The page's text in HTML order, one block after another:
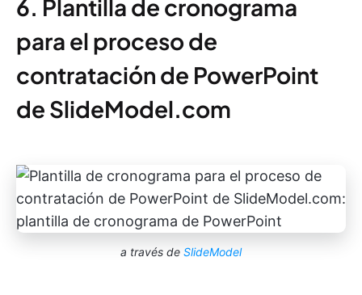
6. Plantilla de cronograma
para el proceso de
contratación de PowerPoint
de SlideModel.com
a través de SlideModel